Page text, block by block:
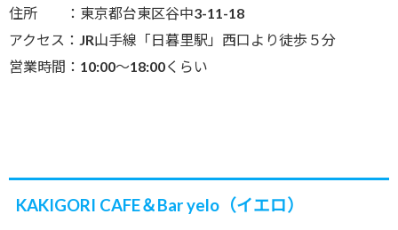
住所 ：東京都台東区谷中3-11-18
アクセス：JR山手線「日暮里駅」西口より徒歩５分
営業時間：10:00～18:00くらい
KAKIGORI CAFE＆Bar yelo（イエロ）